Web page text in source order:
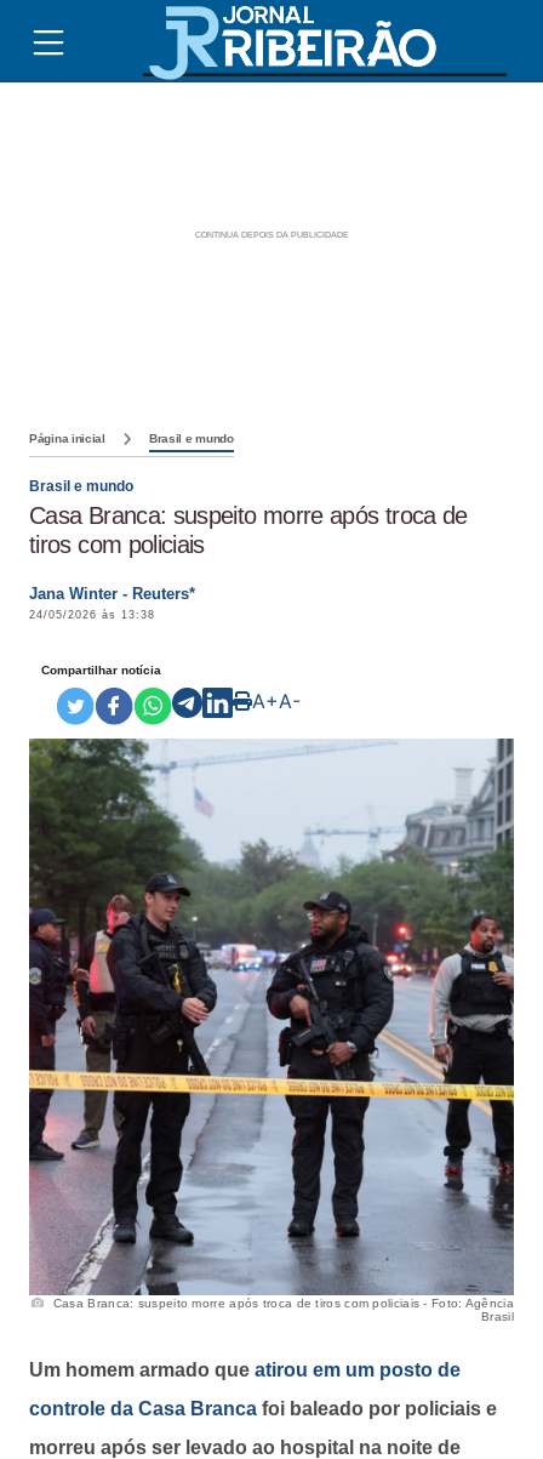
Página inicial Brasil e mundo
Brasil e mundo
Casa Branca: suspeito morre após troca de
tiros com policiais
Jana Winter - Reuters*
24/05/2026 às 13:38
Compartilhar notícia
A+A-
Casa Branca: suspeito morre após troca de tiros com policiais - Foto: Agência
Brasil
Um homem armado que atirou em um posto de
controle da Casa Branca foi baleado por policiais e
morreu após ser levado ao hospital na noite de